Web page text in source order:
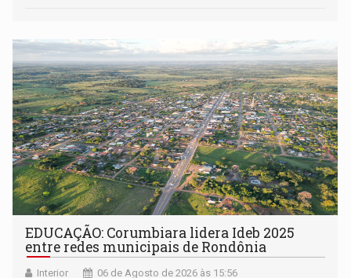
EDUCAÇÃO: Corumbiara lidera Ideb 2025
entre redes municipais de Rondônia
Interior 06 de Agosto de 2026 às 15:56